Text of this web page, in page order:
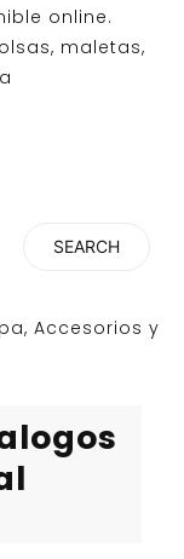
online.
maletas,
Accesorios y